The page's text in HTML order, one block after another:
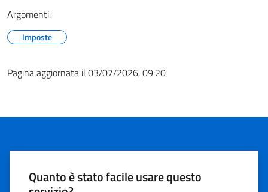
Argomenti:
Imposte
Pagina aggiornata il 03/07/2026, 09:20
Quanto è stato facile usare questo